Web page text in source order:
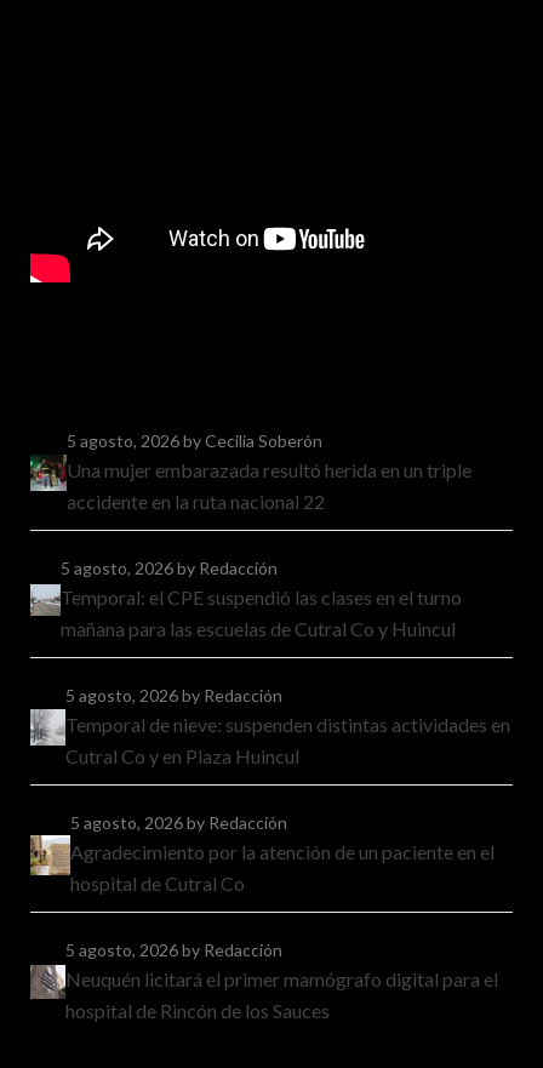
5 agosto, 2026by Cecilia Soberón
Una mujer embarazada resultó herida en un triple
accidente en la ruta nacional 22
5 agosto, 2026by Redacción
Temporal: el CPE suspendió las clases en el turno
mañana para las escuelas de Cutral Co y Huincul
5 agosto, 2026by Redacción
Temporal de nieve: suspenden distintas actividades en
Cutral Co y en Plaza Huincul
5 agosto, 2026by Redacción
Agradecimiento por la atención de un paciente en el
hospital de Cutral Co
5 agosto, 2026by Redacción
Neuquén licitará el primer mamógrafo digital para el
hospital de Rincón de los Sauces